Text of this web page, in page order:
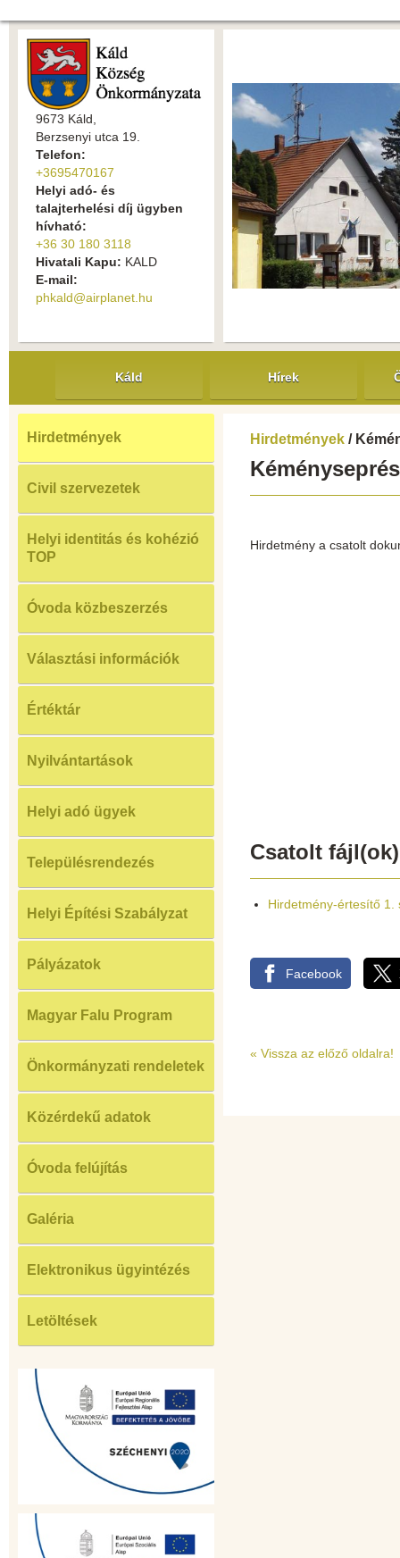
9673 Káld,
Berzsenyi utca 19.
Telefon:
+3695470167
Helyi adó- és
talajterhelési díj ügyben
hívható:
+36 30 180 3118
Hivatali Kapu: KALD
E-mail:
phkald@airplanet.hu
Káld Hírek
Hirdetmények
Civil szervezetek
Helyi identitás és kohézió
TOP
Óvoda közbeszerzés
Választási információk
Értéktár
Nyilvántartások
Helyi adó ügyek
Településrendezés
Helyi Építési Szabályzat
Pályázatok
Magyar Falu Program
Önkormányzati rendeletek
Közérdekű adatok
Óvoda felújítás
Galéria
Elektronikus ügyintézés
Letöltések
Hirdetmények /
Kéményseprés
Hirdetmény a csatolt
Csatolt
Hirdetmény-értesítő 1.
Facebook
« Vissza az előző oldalra!